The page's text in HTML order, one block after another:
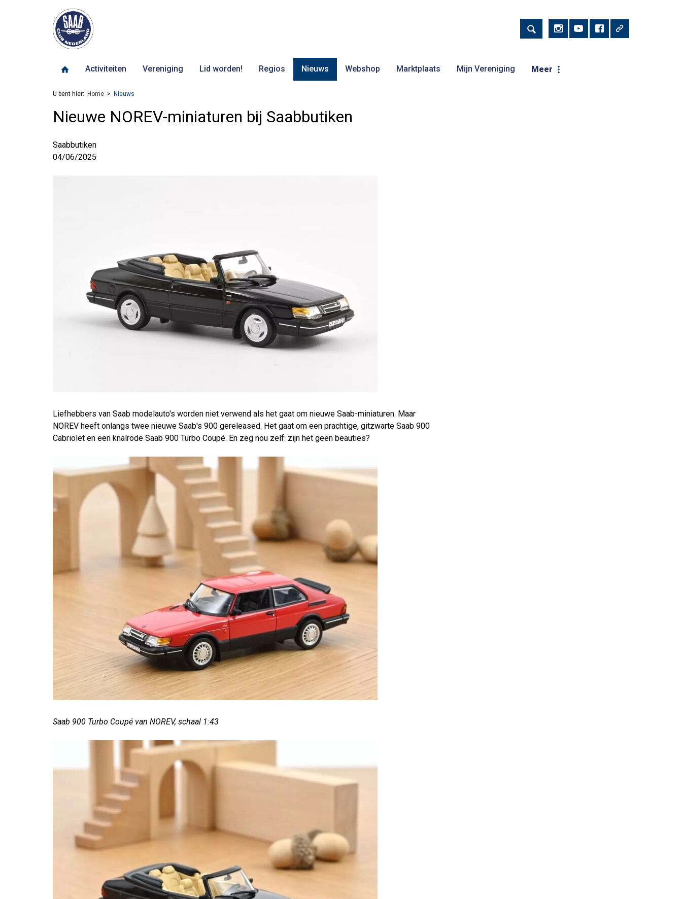
Activiteiten Vereniging Lid worden! Regios Nieuws Webshop Marktplaats Mijn Vereniging Meer
U bent hier: Home Nieuws
Nieuwe NOREV-miniaturen bij Saabbutiken
Saabbutiken
04/06/2025
Liefhebbers van Saab modelauto's worden niet verwend als het gaat om nieuwe Saab-miniaturen. Maar
NOREV heeft onlangs twee nieuwe Saab's 900 gereleased. Het gaat om een prachtige, gitzwarte Saab 900
Cabriolet en een knalrode Saab 900 Turbo Coupé. En zeg nou zelf: zijn het geen beauties?
Saab 900 Turbo Coupé van NOREV, schaal 1:43